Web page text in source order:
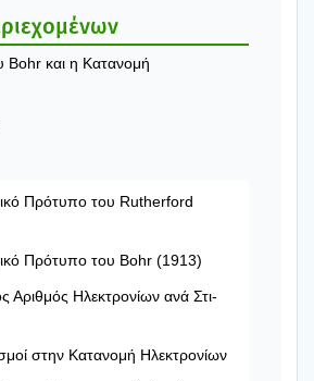
και η Κατα­νο­μή
Πρό­τυ­πο του Rutherford
Πρό­τυ­πο του Bohr (1913)
Αριθ­μός Ηλε­κτρο­νί­ων ανά Στι­
στην Κατα­νο­μή Ηλε­κτρο­νί­ων